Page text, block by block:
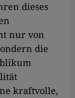
dieses
nur von
die
kraftvolle,